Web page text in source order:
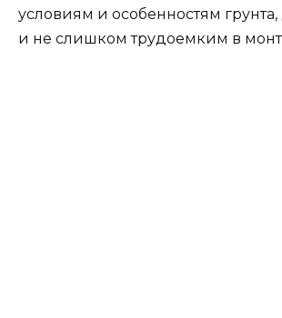
условиям и особенностям
и не слишком трудоемким в